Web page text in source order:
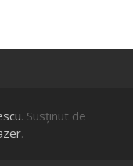
. Susţinut de
.